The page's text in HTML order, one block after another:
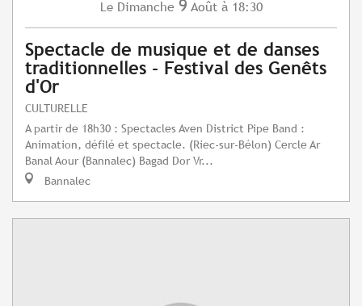
Le Dimanche 9 Août à 18:30
Spectacle de musique et de danses
traditionnelles - Festival des Genêts
d'Or
CULTURELLE
A partir de 18h30 : Spectacles Aven District Pipe Band :
Animation, défilé et spectacle. (Riec-sur-Bélon) Cercle Ar
Banal Aour (Bannalec) Bagad Dor Vr...
Bannalec